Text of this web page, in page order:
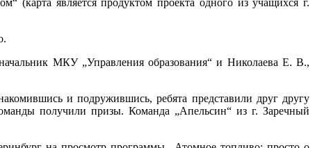
МКУ „Управления образования“ и Николаева Е. В.,
и подружившись, ребята представили друг другу
получили призы. Команда „Апельсин“ из г. Заречный